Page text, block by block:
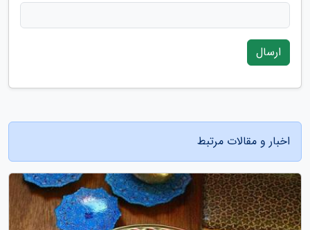
ارسال
اخبار و مقالات مرتبط